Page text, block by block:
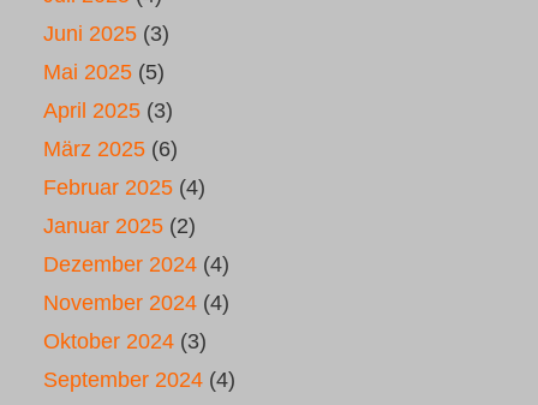
Juni 2025 (3)
Mai 2025 (5)
April 2025 (3)
März 2025 (6)
Februar 2025 (4)
Januar 2025 (2)
Dezember 2024 (4)
November 2024 (4)
Oktober 2024 (3)
September 2024 (4)